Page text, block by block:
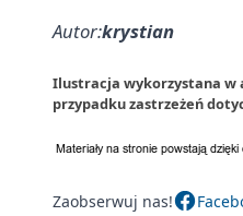
Autor:krystian
Ilustracja wykorzystana w
przypadku zastrzeżeń
Zaobserwuj nas!